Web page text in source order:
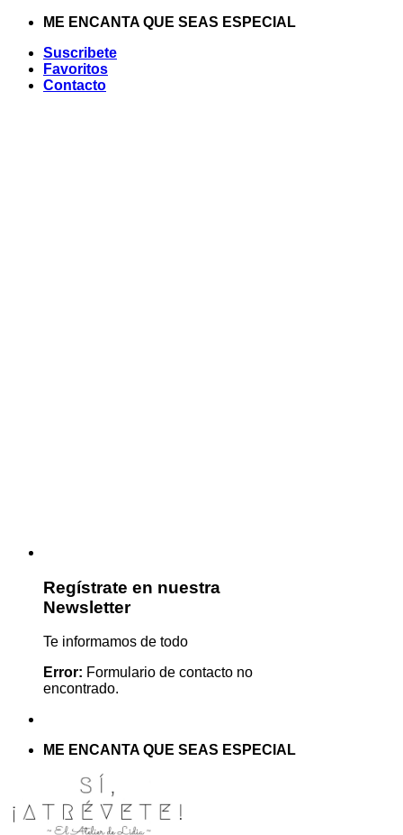
Saltar
contenido
ME ENCANTA QUE SEAS ESPECIAL
Suscribete
Favoritos
Contacto
Regístrate en nuestra
Newsletter
Te informamos de todo
Error: Formulario de contacto no
encontrado.
ME ENCANTA QUE SEAS ESPECIAL